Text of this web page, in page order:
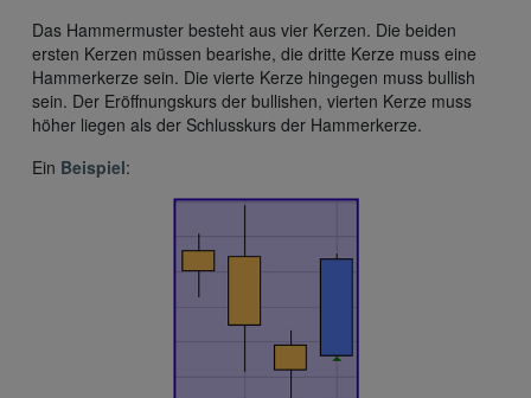
Das Hammermuster besteht aus vier Kerzen. Die beiden
ersten Kerzen müssen bearishe, die dritte Kerze muss eine
Hammerkerze sein. Die vierte Kerze hingegen muss bullish
sein. Der Eröffnungskurs der bullishen, vierten Kerze muss
höher liegen als der Schlusskurs der Hammerkerze.
Ein Beispiel: